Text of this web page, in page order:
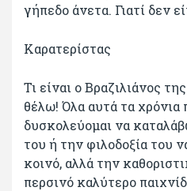
γήπεδο άνετα. Γιατί δεν
Καρατερίστας
Τι είναι ο Βραζιλιάνος
θέλω! Όλα αυτά τα
δυσκολεύομαι να
του ή την φιλοδοξία του
κοινό, αλλά την
περσινό καλύτερο